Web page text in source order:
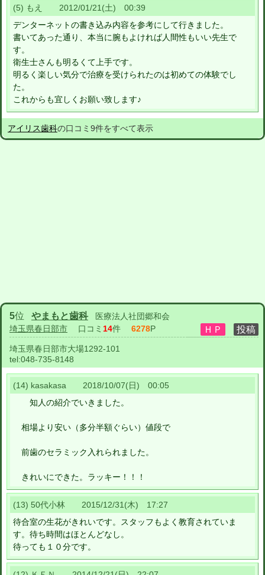
(5) もえ 2012/01/21(土) 00:39
デンターネットの書き込み内容を参考にして行きました。
書いてあった通り、本当に腕もよければ人間性もいい先生で
す。
衛生士さんも明るくて上手です。
明るく楽しい気分で治療を受けられたのは初めての体験でし
た。
これからも宜しくお願い致します♪
アイリス歯科の口コミ9件をすべて表示
5位 やまもと歯科
医療法人社団郷和会
埼玉県春日部市 口コミ 14件 6278P
埼玉県春日部市大場1292-101
tel:048-735-8148
(14) kasakasa 2018/10/07(日) 00:05
知人の紹介でいきました。
相場より安い（多分半額ぐらい）値段で
前歯のセラミック入れられました。
きれいにできた。ラッキー！！！
(13) 50代小林 2015/12/31(木) 17:27
待合室の生花がきれいです。スタッフもよく教育されていま
す。待ち時間はほとんどなし。
待っても１０分です。